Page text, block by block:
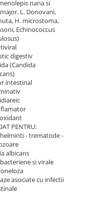
nana si
L. Donovani,
H. microstoma,
Echinococcus
digestiv
(Candida
intestinal
PENTRU:
- trematode -
albicans
si virale
asociate cu infectii